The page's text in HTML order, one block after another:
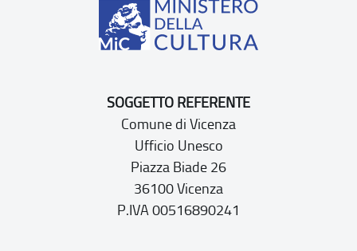
SOGGETTO REFERENTE
Comune di Vicenza
Ufficio Unesco
Piazza Biade 26
36100 Vicenza
P.IVA 00516890241